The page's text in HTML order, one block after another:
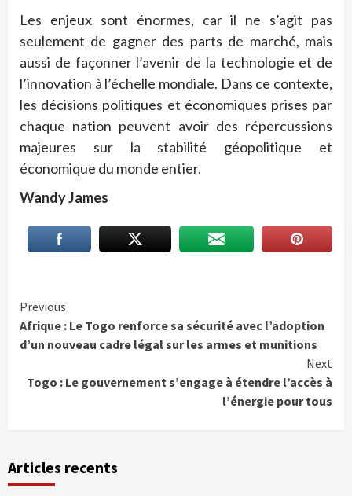
Les enjeux sont énormes, car il ne s’agit pas
seulement de gagner des parts de marché, mais
aussi de façonner l’avenir de la technologie et de
l’innovation à l’échelle mondiale. Dans ce contexte,
les décisions politiques et économiques prises par
chaque nation peuvent avoir des répercussions
majeures sur la stabilité géopolitique et
économique du monde entier.
Wandy James
Continue
Reading
Previous
Afrique : Le Togo renforce sa sécurité avec l’adoption
d’un nouveau cadre légal sur les armes et munitions
Next
Togo : Le gouvernement s’engage à étendre l’accès à
l’énergie pour tous
Articles recents